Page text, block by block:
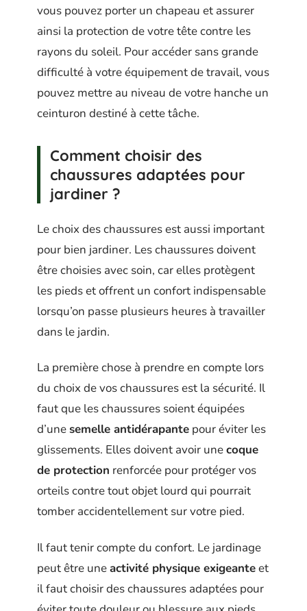
vous pouvez porter un chapeau et assurer
ainsi la protection de votre tête contre les
rayons du soleil. Pour accéder sans grande
difficulté à votre équipement de travail, vous
pouvez mettre au niveau de votre hanche un
ceinturon destiné à cette tâche.
Comment choisir des
chaussures adaptées pour
jardiner ?
Le choix des chaussures est aussi important
pour bien jardiner. Les chaussures doivent
être choisies avec soin, car elles protègent
les pieds et offrent un confort indispensable
lorsqu’on passe plusieurs heures à travailler
dans le jardin.
La première chose à prendre en compte lors
du choix de vos chaussures est la sécurité. Il
faut que les chaussures soient équipées
d’unesemelle antidérapante pour éviter les
glissements. Elles doivent avoir unecoque
de protection renforcée pour protéger vos
orteils contre tout objet lourd qui pourrait
tomber accidentellement sur votre pied.
Il faut tenir compte du confort. Le jardinage
peut être uneactivité physique exigeanteet
il faut choisir des chaussures adaptées pour